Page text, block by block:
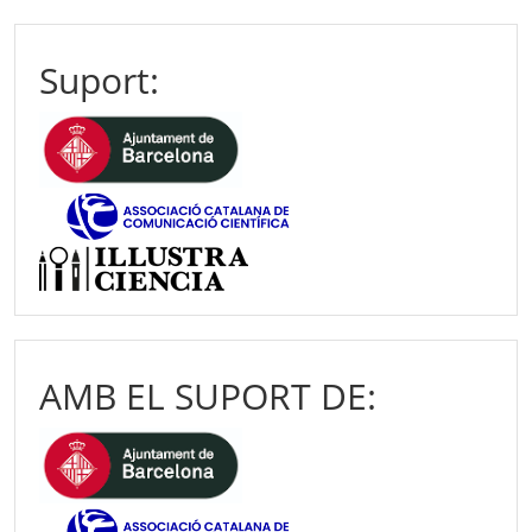
Suport:
AMB EL SUPORT DE: